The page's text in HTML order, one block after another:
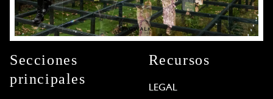
Secciones
principales
Recursos
LEGAL